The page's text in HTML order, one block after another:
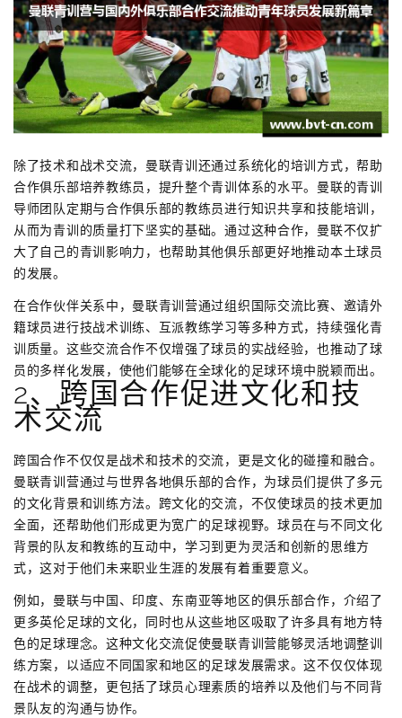
除了技术和战术交流，曼联青训还通过系统化的培训方式，帮助
合作俱乐部培养教练员，提升整个青训体系的水平。曼联的青训
导师团队定期与合作俱乐部的教练员进行知识共享和技能培训，
从而为青训的质量打下坚实的基础。通过这种合作，曼联不仅扩
大了自己的青训影响力，也帮助其他俱乐部更好地推动本土球员
的发展。
在合作伙伴关系中，曼联青训营通过组织国际交流比赛、邀请外
籍球员进行技战术训练、互派教练学习等多种方式，持续强化青
训质量。这些交流合作不仅增强了球员的实战经验，也推动了球
员的多样化发展，使他们能够在全球化的足球环境中脱颖而出。
2、跨国合作促进文化和技
术交流
跨国合作不仅仅是战术和技术的交流，更是文化的碰撞和融合。
曼联青训营通过与世界各地俱乐部的合作，为球员们提供了多元
的文化背景和训练方法。跨文化的交流，不仅使球员的技术更加
全面，还帮助他们形成更为宽广的足球视野。球员在与不同文化
背景的队友和教练的互动中，学习到更为灵活和创新的思维方
式，这对于他们未来职业生涯的发展有着重要意义。
例如，曼联与中国、印度、东南亚等地区的俱乐部合作，介绍了
更多英伦足球的文化，同时也从这些地区吸取了许多具有地方特
色的足球理念。这种文化交流促使曼联青训营能够灵活地调整训
练方案，以适应不同国家和地区的足球发展需求。这不仅仅体现
在战术的调整，更包括了球员心理素质的培养以及他们与不同背
景队友的沟通与协作。